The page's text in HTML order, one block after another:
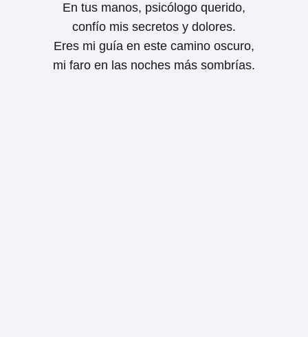
En tus manos, psicólogo querido,
confío mis secretos y dolores.
Eres mi guía en este camino oscuro,
mi faro en las noches más sombrías.